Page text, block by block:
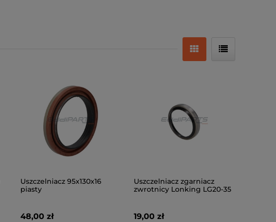
Uszczelniacz 95x130x16
piasty
48,00 zł
Uszczelniacz zgarniacz
zwrotnicy Lonking LG20-35
19,00 zł